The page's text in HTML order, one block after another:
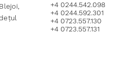
+4 0244.542.098
+4 0244.592.301
+4 0723.557.130
+4 0723.557.131